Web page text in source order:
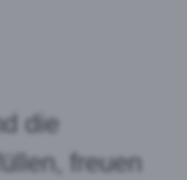
die
freuen